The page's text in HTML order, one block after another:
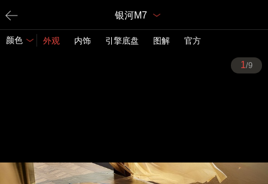
银河M7
颜色 外观 内饰 引擎底盘 图解 官方
1/9